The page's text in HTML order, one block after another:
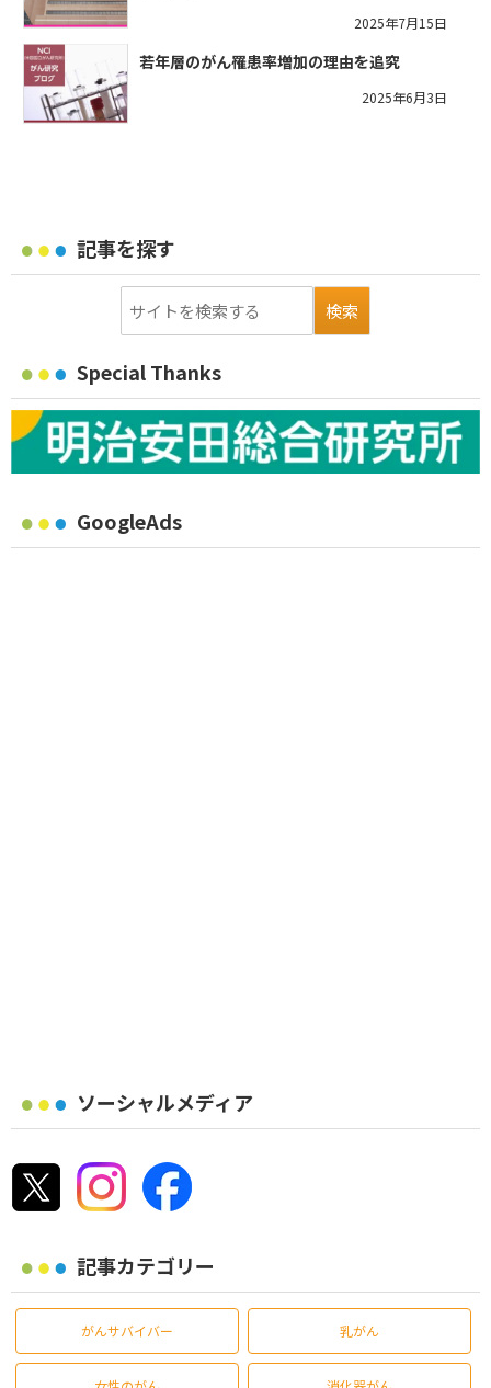
2025年7月15日
若年層のがん罹患率増加の理由を追究
2025年6月3日
記事を探す
Special Thanks
GoogleAds
ソーシャルメディア
記事カテゴリー
がんサバイバー 乳がん